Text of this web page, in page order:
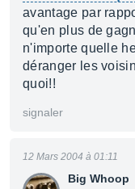
avantage par
qu'en plus de
n'importe quelle
déranger les
quoi!!
signaler
Big Whoop
12 Mars 2004 à 01:11